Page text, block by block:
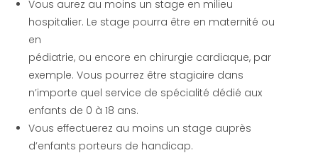
Vous aurez au moins un stage en milieu
hospitalier. Le stage pourra être en maternité ou
en
pédiatrie, ou encore en chirurgie cardiaque, par
exemple. Vous pourrez être stagiaire dans
n’importe quel service de spécialité dédié aux
enfants de 0 à 18 ans.
Vous effectuerez au moins un stage auprès
d’enfants porteurs de handicap.